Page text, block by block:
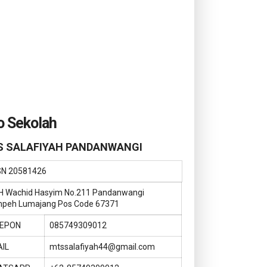
Sekolah
SALAFIYAH PANDANWANGI
20581426
Wachid Hasyim No.211 Pandanwangi
Lumajang Pos Code 67371
085749309012
mtssalafiyah44@gmail.com